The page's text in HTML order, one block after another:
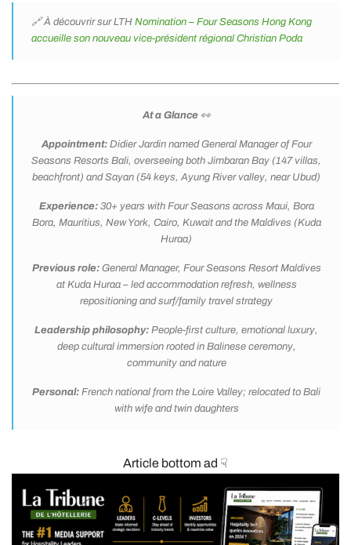
🔗 À découvrir sur LTH Nomination – Four Seasons Hong Kong
accueille son nouveau vice-président régional Christian Poda
At a Glance 👀
Appointment:Didier Jardin named General Manager of Four
Seasons Resorts Bali, overseeing both Jimbaran Bay (147 villas,
beachfront) and Sayan (54 keys, Ayung River valley, near Ubud)
Experience:30+ years with Four Seasons across Maui, Bora
Bora, Mauritius, New York, Cairo, Kuwait and the Maldives (Kuda
Huraa)
Previous role:General Manager, Four Seasons Resort Maldives
at Kuda Huraa – led accommodation refresh, wellness
repositioning and surf/family travel strategy
Leadership philosophy: People-first culture, emotional luxury,
deep cultural immersion rooted in Balinese ceremony,
community and nature
Personal: French national from the Loire Valley; relocated to Bali
with wife and twin daughters
Article bottom ad ☟